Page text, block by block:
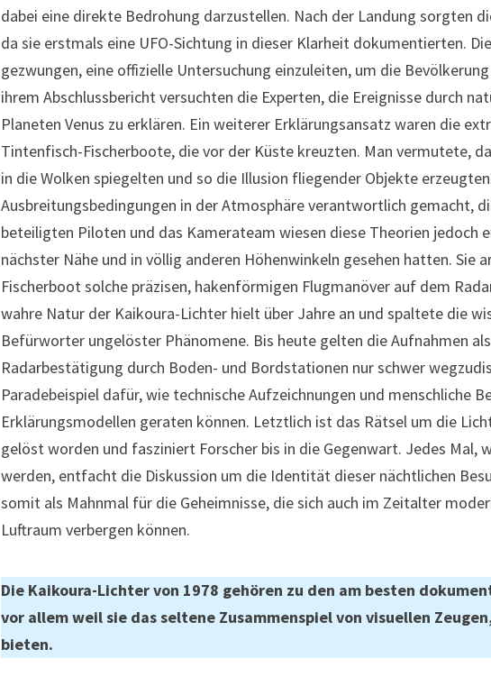
dabei eine direkte Bedrohung darzustellen. Nach der Landung sorgten
da sie erstmals eine UFO-Sichtung in dieser Klarheit dokumentierten.
gezwungen, eine offizielle Untersuchung einzuleiten, um die
ihrem Abschlussbericht versuchten die Experten, die Ereignisse durch
Planeten Venus zu erklären. Ein weiterer Erklärungsansatz waren die
Tintenfisch-Fischerboote, die vor der Küste kreuzten. Man vermutete,
in die Wolken spiegelten und so die Illusion fliegender Objekte
Ausbreitungsbedingungen in der Atmosphäre verantwortlich gemacht,
beteiligten Piloten und das Kamerateam wiesen diese Theorien jedoch
nächster Nähe und in völlig anderen Höhenwinkeln gesehen hatten. Sie
Fischerboot solche präzisen, hakenförmigen Flugmanöver auf dem
wahre Natur der Kaikoura-Lichter hielt über Jahre an und spaltete die
Befürworter ungelöster Phänomene. Bis heute gelten die Aufnahmen
Radarbestätigung durch Boden- und Bordstationen nur schwer
Paradebeispiel dafür, wie technische Aufzeichnungen und menschliche
Erklärungsmodellen geraten können. Letztlich ist das Rätsel um die
gelöst worden und fasziniert Forscher bis in die Gegenwart. Jedes
werden, entfacht die Diskussion um die Identität dieser nächtlichen
somit als Mahnmal für die Geheimnisse, die sich auch im Zeitalter
Luftraum verbergen können.
Die Kaikoura-Lichter von 1978 gehören zu den am besten
vor allem weil sie das seltene Zusammenspiel von visuellen
bieten.